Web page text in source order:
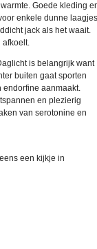
Goede kleding
enkele dunne laagjes
jack als het waait.
afkoelt.
is belangrijk want
buiten gaat sporten
endorfine aanmaakt.
en plezierig
van serotonine en
een kijkje in